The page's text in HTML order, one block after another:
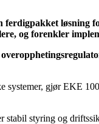
ferdigpakket
og forenkler
systemer, gjør EKE
stabil styring og